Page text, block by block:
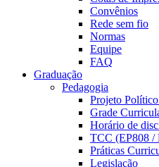
Convênios
Rede sem fio
Normas
Equipe
FAQ
Graduação
Pedagogia
Projeto
Grade
Horário de
TCC (EP808 /
Práticas
Legislação